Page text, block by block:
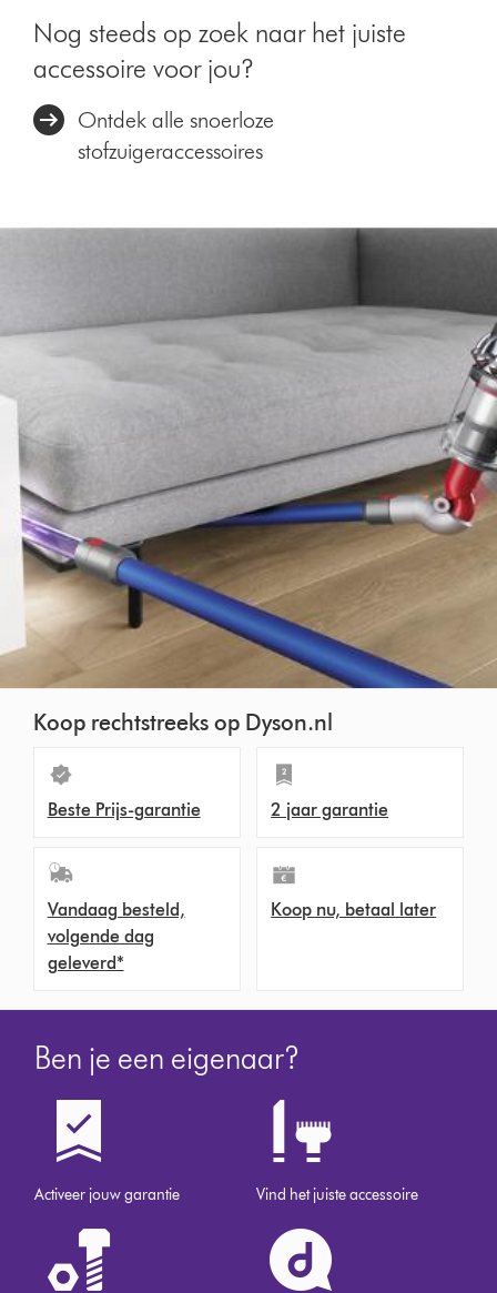
Nog steeds op zoek naar het juiste
accessoire voor jou?
Ontdek alle snoerloze
stofzuigeraccessoires
Koop rechtstreeks op Dyson.nl
Beste Prijs-garantie 2 jaar garantie
Vandaag besteld,
volgende dag
geleverd*
Koop nu, betaal later
Ben je een eigenaar?
Activeer jouw garantie Vind het juiste accessoire